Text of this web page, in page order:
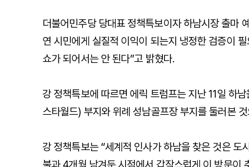
더불어민주당 당대표 정책특보이자 하남시장 출마
연 시민에게 실질적 이익이 되는지 냉정한 검증이
쇼가 되어서는 안 된다”고 밝혔다.
강 정책특보에 따르면 에릭 트럼프는 지난 11일 하
스타월드) 부지와 위례 성남골프장 부지를 둘러본
강 정책특보는 “세계적 인사가 하남을 찾은 것은 도
불과 4개월 남겨둔 시점에서 갑작스럽게 이 방문이